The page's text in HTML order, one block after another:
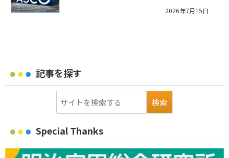
2026年7月15日
記事を探す
Special Thanks